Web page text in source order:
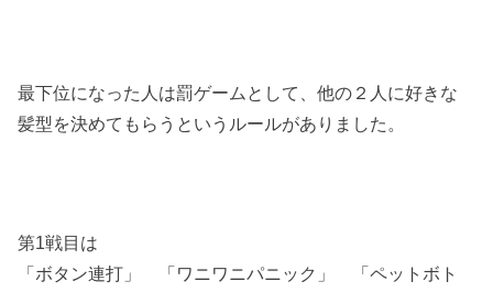
最下位になった人は罰ゲームとして、他の２人に好きな
髪型を決めてもらうというルールがありました。
第1戦目は
「ボタン連打」 「ワニワニパニック」 「ペットボト